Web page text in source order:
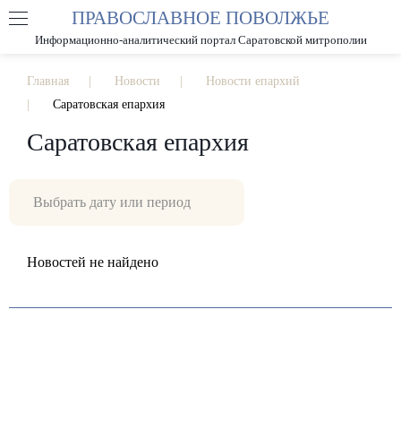
РАЗМЕР ШРИФТА А А
ПРАВОСЛАВНОЕ ПОВОЛЖЬЕ
Информационно-аналитический портал Саратовской митрополии
Главная Новости
Новости епархий
Саратовская епархия
Саратовская епархия
Новостей не найдено